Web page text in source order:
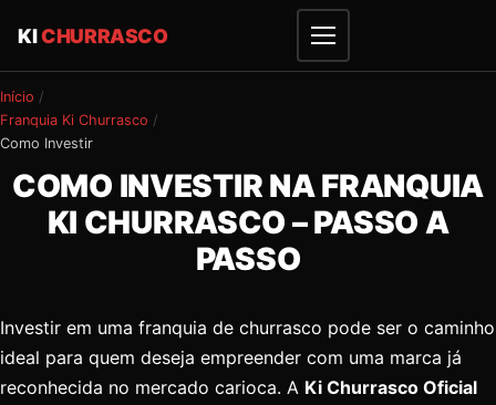
KICHURRASCO
Início
Franquia Ki Churrasco
Como Investir
COMO INVESTIR NA FRANQUIA
KI CHURRASCO – PASSO A
PASSO
Investir em uma franquia de churrasco pode ser o caminho
ideal para quem deseja empreender com uma marca já
reconhecida no mercado carioca. A Ki Churrasco Oficial